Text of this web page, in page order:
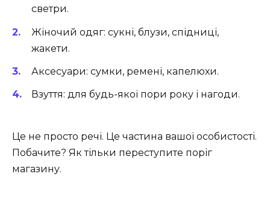
светри.
Жіночий одяг: сукні, блузи, спідниці,
жакети.
Аксесуари: сумки, ремені, капелюхи.
Взуття: для будь-якої пори року і нагоди.
Це не просто речі. Це частина вашої особистості.
Побачите? Як тільки переступите поріг
магазину.